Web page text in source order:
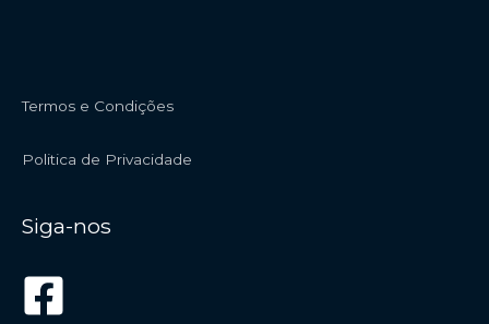
Termos e Condições
Politica de Privacidade
Siga-nos